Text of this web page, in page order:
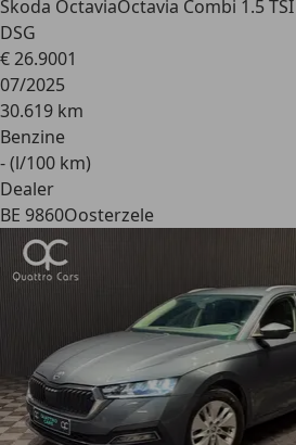
Skoda OctaviaOctavia Combi 1.5
DSG
€ 26.9001
07/2025
30.619 km
Benzine
- (l/100 km)
Dealer
BE 9860Oosterzele